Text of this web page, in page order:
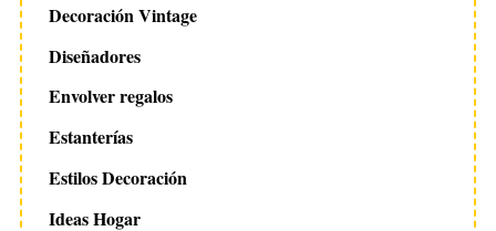
Decoración Vintage
Diseñadores
Envolver regalos
Estanterías
Estilos Decoración
Ideas Hogar